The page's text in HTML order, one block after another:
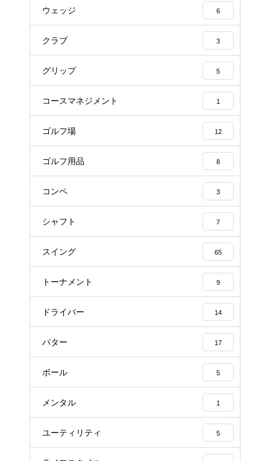
ウェッジ 6
クラブ 3
グリップ 5
コースマネジメント 1
ゴルフ場 12
ゴルフ用品 8
コンペ 3
シャフト 7
スイング 65
トーナメント 9
ドライバー 14
パター 17
ボール 5
メンタル 1
ユーティリティ 5